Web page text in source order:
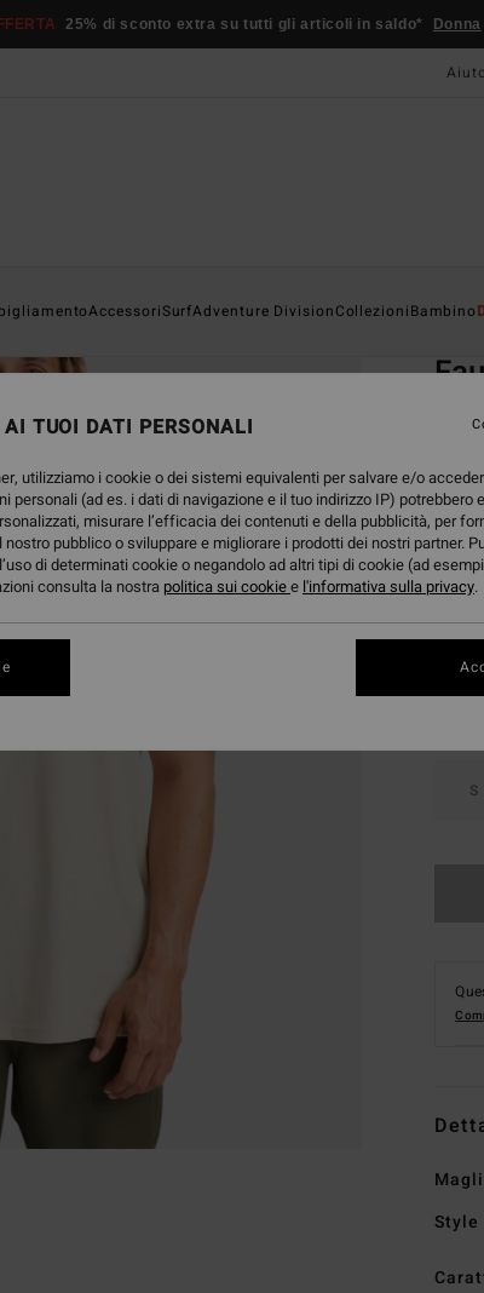
25% di sconto extra su tutti gli articoli in saldo* Donna
AccessoriSurfAdventure DivisionCollezioniBambino
Colori
S
Style
TUOI DATI PERSONALI
utilizziamo i cookie o dei sistemi equivalenti per salvare e/o
personali (ad es. i dati di navigazione e il tuo indirizzo IP) potrebbero
misurare l’efficacia dei contenuti e della pubblicità, per
pubblico o sviluppare e migliorare i prodotti dei nostri partner.
di determinati cookie o negandolo ad altri tipi di cookie (ad
consulta la nostra politica sui cookiee l'informativa sulla privacy.